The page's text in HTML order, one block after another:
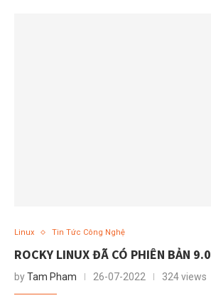
Linux Tin Tức Công Nghệ
ROCKY LINUX ĐÃ CÓ PHIÊN BẢN 9.0
byTam Pham 26-07-2022 324 views